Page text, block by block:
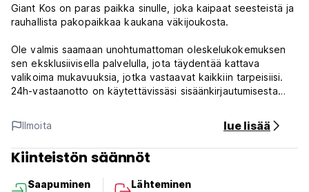
Giant Kos on paras paikka sinulle, joka kaipaat seesteistä ja
rauhallista pakopaikkaa kaukana väkijoukosta.
Ole valmis saamaan unohtumattoman oleskelukokemuksen
sen eksklusiivisella palvelulla, jota täydentää kattava
valikoima mukavuuksia, jotka vastaavat kaikkiin tarpeisiisi.
24h-vastaanotto on käytettävissäsi sisäänkirjautumisesta
haluat enemmän, älä epäröi kysyä vastaanotosta, olemme
aina valmiita majoittamaan sinut.
Ilmoittautua
Tarkista
Ilmoita lue lisää
Kiinteistön säännöt
Saapuminen
Lähteminen